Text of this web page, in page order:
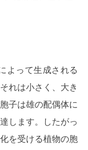
よって生成される
れは小さく、大き
子は雄の配偶体に
します。したがっ
を受ける植物の胞